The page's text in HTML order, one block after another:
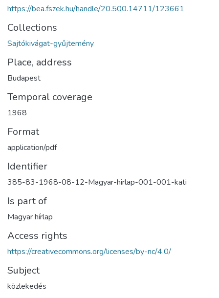
https://bea.fszek.hu/handle/20.500.14711/123661
Collections
Sajtókivágat-gyűjtemény
Place, address
Budapest
Temporal coverage
1968
Format
application/pdf
Identifier
385-83-1968-08-12-Magyar-hirlap-001-001-kati
Is part of
Magyar hírlap
Access rights
https://creativecommons.org/licenses/by-nc/4.0/
Subject
közlekedés